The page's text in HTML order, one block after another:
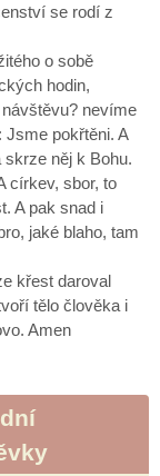
se rodí z
o sobě
hodin,
nevíme
Jsme pokřtěni. A
něj k Bohu.
církev, sbor, to
A pak snad i
jaké blaho, tam
křest daroval
tělo člověka i
Amen